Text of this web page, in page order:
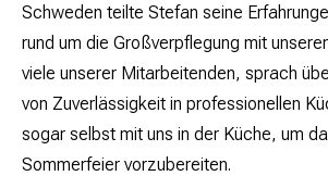
Schweden teilte Stefan seine
rund um die Großverpflegung mit
viele unserer Mitarbeitenden, sprach
von Zuverlässigkeit in professionellen
sogar selbst mit uns in der Küche, um
Sommerfeier vorzubereiten.